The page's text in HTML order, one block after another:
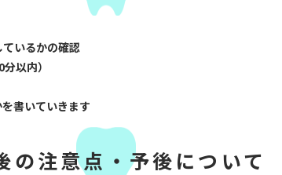
いるかの確認
以内）
書いていきます
の注意点・予後について